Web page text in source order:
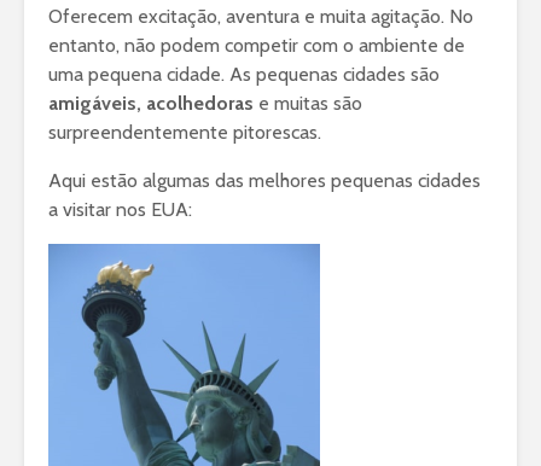
Oferecem excitação, aventura e muita agitação. No
entanto, não podem competir com o ambiente de
uma pequena cidade. As pequenas cidades são
amigáveis, acolhedoras e muitas são
surpreendentemente pitorescas.
Aqui estão algumas das melhores pequenas cidades
a visitar nos EUA: